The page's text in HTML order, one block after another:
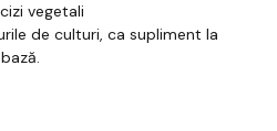
vegetali
de culturi, ca supliment la